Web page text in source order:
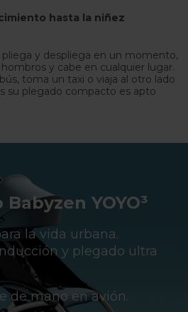
hasta la niñez
pliega y despliega en un momento,
y cabe en cualquier lugar.
toma un taxi o viaja al otro lado
su plegado compacto es apto
YOYO³
la vida urbana.
y plegado ultra
de mano en avión.